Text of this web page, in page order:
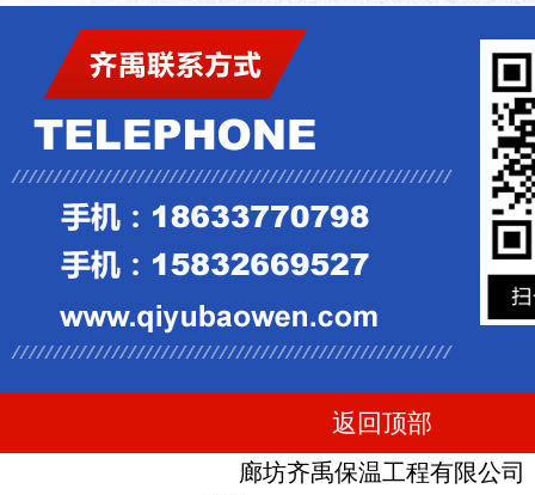
返回顶部
廊坊齐禹保温工程有限公司